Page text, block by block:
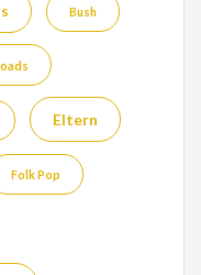
Bush
Eltern
Folk Pop